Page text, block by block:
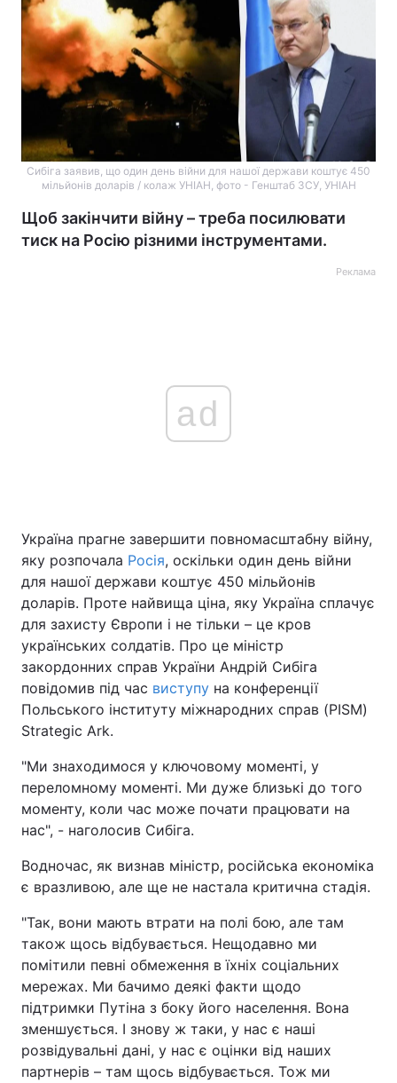
Сибіга заявив, що один день війни для нашої держави коштує 450
мільйонів доларів / колаж УНІАН, фото - Генштаб ЗСУ, УНІАН
Щоб закінчити війну – треба посилювати
тиск на Росію різними інструментами.
Реклама
ad
Україна прагне завершити повномасштабну війну,
яку розпочала Росія, оскільки один день війни
для нашої держави коштує 450 мільйонів
доларів. Проте найвища ціна, яку Україна сплачує
для захисту Європи і не тільки – це кров
українських солдатів. Про це міністр
закордонних справ України Андрій Сибіга
повідомив під час виступу на конференції
Польського інституту міжнародних справ (PISM)
Strategic Ark.
"Ми знаходимося у ключовому моменті, у
переломному моменті. Ми дуже близькі до того
моменту, коли час може почати працювати на
нас", - наголосив Сибіга.
Водночас, як визнав міністр, російська економіка
є вразливою, але ще не настала критична стадія.
"Так, вони мають втрати на полі бою, але там
також щось відбувається. Нещодавно ми
помітили певні обмеження в їхніх соціальних
мережах. Ми бачимо деякі факти щодо
підтримки Путіна з боку його населення. Вона
зменшується. І знову ж таки, у нас є наші
розвідувальні дані, у нас є оцінки від наших
партнерів – там щось відбувається. Тож ми